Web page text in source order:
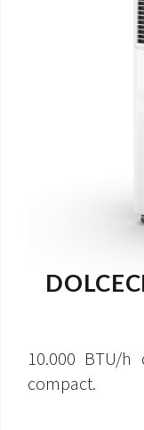
10.000 BTU/h
compact.